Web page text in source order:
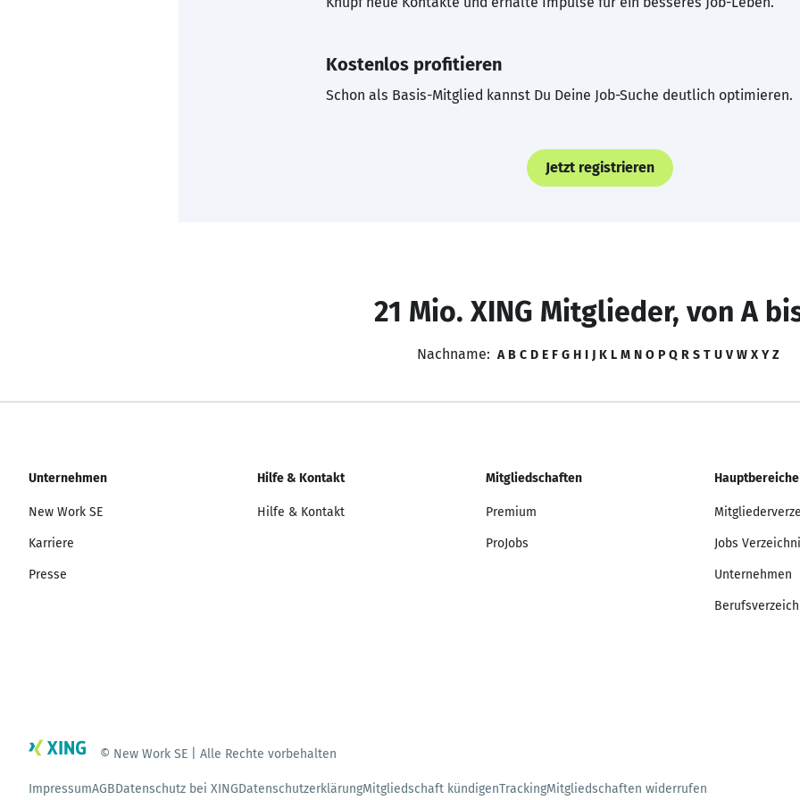
Kostenlos profitieren
Schon als Basis-Mitglied kannst Du Deine Job-Suche deutlich optimieren.
Jetzt registrieren
21 Mio. XING Mitglieder, von A
Nachname: A B C D E F G H I J K L M N O P Q R S T U V W X Y Z
Unternehmen
New Work SE
Karriere
Presse
Hilfe & Kontakt
Hilfe & Kontakt
Mitgliedschaften
Premium
ProJobs
Hauptbereiche
Jobs
Unternehmen
© New Work SE | Alle Rechte vorbehalten
ImpressumAGBDatenschutz bei XINGDatenschutzerklärungMitgliedschaft kündigenTrackingMitgliedschaften widerrufen